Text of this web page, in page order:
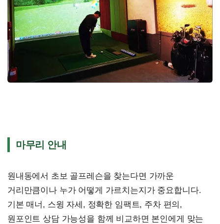
마무리 안내
원내동에서 초보 골프레슨을 찾는다면 가까운
거리만큼이나 누가 어떻게 가르치는지가 중요합니다.
기본 매너, 스윙 자세, 정확한 임팩트, 주차 편의,
원포인트 상담 가능성을 함께 비교하면 본인에게 맞는